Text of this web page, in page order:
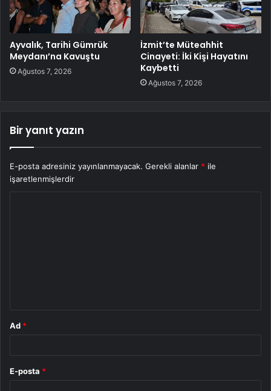
Ayvalık, Tarihi Gümrük
Meydanı’na Kavuştu
Ağustos 7, 2026
İzmit’te Müteahhit
Cinayeti: İki Kişi Hayatını
Kaybetti
Ağustos 7, 2026
Bir yanıt yazın
E-posta adresiniz yayınlanmayacak. Gerekli alanlar * ile
işaretlenmişlerdir
Ad *
E-posta *